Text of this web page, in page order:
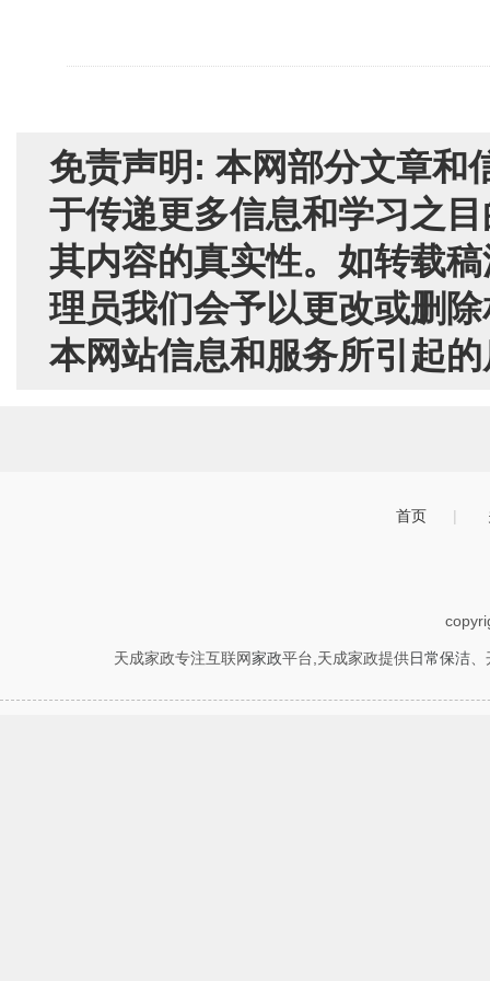
免责声明: 本网部分文章和
于传递更多信息和学习之
其内容的真实性。如转载
理员我们会予以更改或删
本网站信息和服务所引起
首页 |
天成家政专注互联网家政平台,天成家政提供日常保洁、